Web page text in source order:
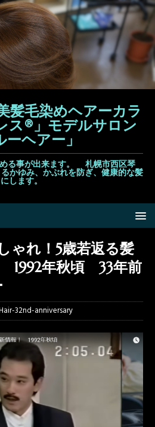
髪毛染めヘアーカラ
ス®」モデルサロン
ーヘアー」
る事が出来ます。 札幌市西区琴
ゆみ、かぶれを防ぎ、健康的な髪
にします。
ゃれ！5歳若返る髪
年秋頃 33年前
32nd-anniversary